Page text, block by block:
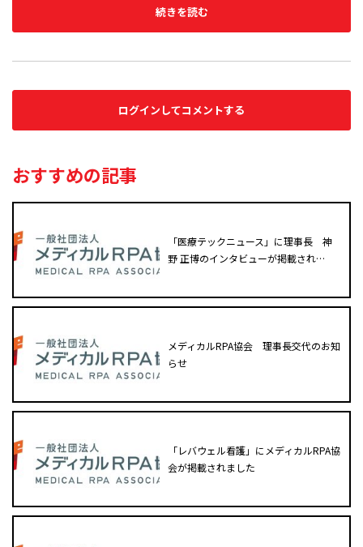
続きを読む
ログインしてコメントする
おすすめの記事
「医療テックニュース」に理事長 神
野 正博のインタビューが掲載され…
メディカルRPA協会 理事長交代のお知
らせ
「レバウェル看護」にメディカルRPA協
会が掲載されました